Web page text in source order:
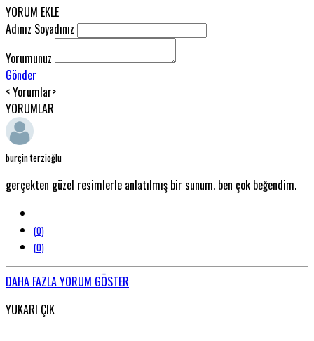
YORUM EKLE
Adınız Soyadınız
Yorumunuz
Gönder
< Yorumlar>
YORUMLAR
burçin terzioğlu
gerçekten güzel resimlerle anlatılmış bir sunum. ben çok beğendim.
(0)
(0)
DAHA FAZLA YORUM GÖSTER
YUKARI ÇIK